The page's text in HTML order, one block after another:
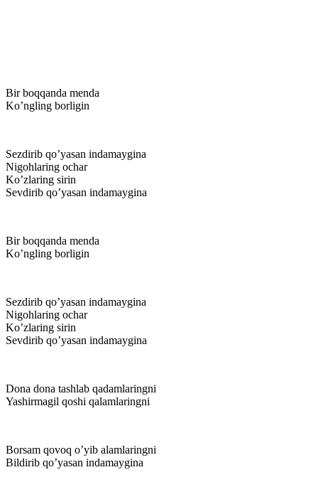
Bir boqqanda menda
Ko’ngling borligin
Sezdirib qo’yasan indamaygina
Nigohlaring ochar
Ko’zlaring sirin
Sevdirib qo’yasan indamaygina
Bir boqqanda menda
Ko’ngling borligin
Sezdirib qo’yasan indamaygina
Nigohlaring ochar
Ko’zlaring sirin
Sevdirib qo’yasan indamaygina
Dona dona tashlab qadamlaringni
Yashirmagil qoshi qalamlaringni
Borsam qovoq o’yib alamlaringni
Bildirib qo’yasan indamaygina